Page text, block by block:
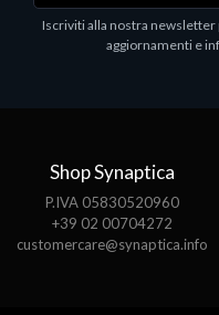
€413.17
Iscriviti alla nostra
aggiornamenti e
Shop Synaptica
P.IVA 05830520960
+39 02 00704272
customercare@synaptica.info